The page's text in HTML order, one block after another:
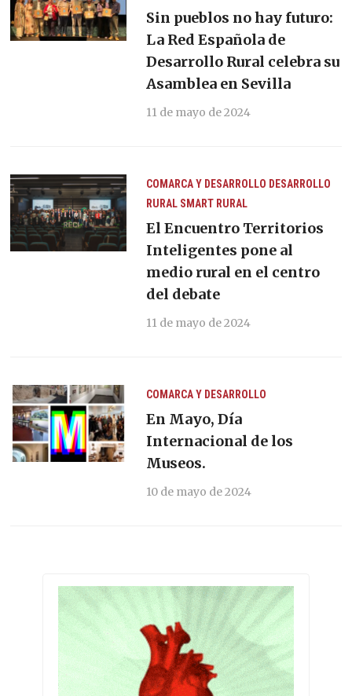
Sin pueblos no hay futuro:
La Red Española de
Desarrollo Rural celebra su
Asamblea en Sevilla
11 de mayo de 2024
COMARCA Y DESARROLLO DESARROLLO
RURAL SMART RURAL
El Encuentro Territorios
Inteligentes pone al
medio rural en el centro
del debate
11 de mayo de 2024
COMARCA Y DESARROLLO
En Mayo, Día
Internacional de los
Museos.
10 de mayo de 2024